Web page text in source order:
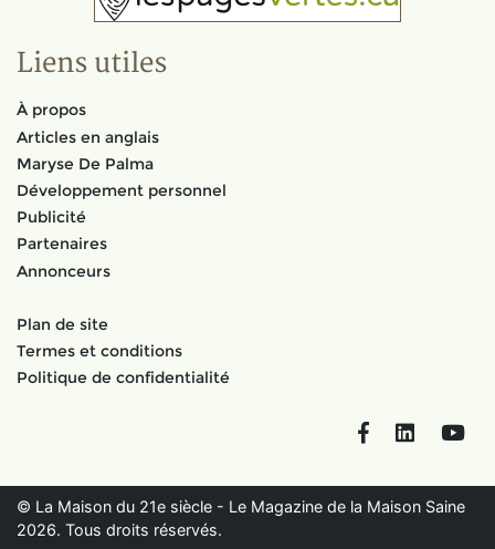
Liens utiles
À propos
Articles en anglais
Maryse De Palma
Développement personnel
Publicité
Partenaires
Annonceurs
Plan de site
Termes et conditions
Politique de confidentialité
FacebookLinkedIn
© La Maison du 21e siècle - Le Magazine de la Maison Saine
2026. Tous droits réservés.